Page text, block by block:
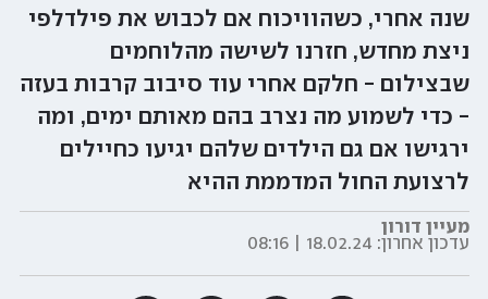
שנה אחרי, כשהוויכוח אם לכבוש את פילדלפי
ניצת מחדש, חזרנו לשישה מהלוחמים
שבצילום - חלקם אחרי עוד סיבוב קרבות בעזה
- כדי לשמוע מה נצרב בהם מאותם ימים, ומה
ירגישו אם גם הילדים שלהם יגיעו כחיילים
לרצועת החול המדממת ההיא
מעיין דורון
עדכון אחרון: 18.02.24 | 08:16